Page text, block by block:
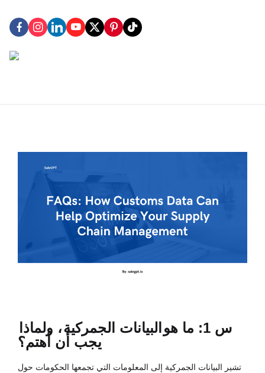
س 1: ما هو البيانات الجمركية، ولماذا
يجب أن أهتم؟
تشير البيانات الجمركية إلى المعلومات التي تجمعها الحكومات حول